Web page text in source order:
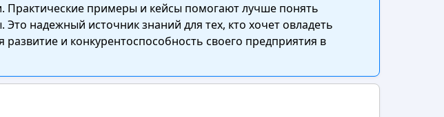
Практические примеры и кейсы помогают лучше понять
надежный источник знаний для тех, кто хочет овладеть
и конкурентоспособность своего предприятия в